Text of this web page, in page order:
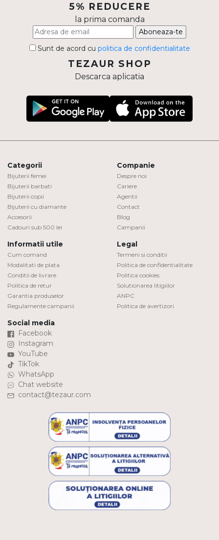
5% REDUCERE
la prima comanda
Aboneaza-te
Sunt de acord cu politica de confidentialitate
TEZAUR SHOP
Descarca aplicatia
Categorii
Bijuterii femei
Bijuterii barbati
Bijuterii copii
Bijuterii cu diamante
Accesorii
Cadouri sub 500 lei
Companie
Despre noi
Cariere
Agentii
Contact
Blog
Campanii
Informatii utile
Cum comand
Modalitati de plata
Conditii de livrare
Politica de retur
Garantia produselor
Regulamente campanii
Legal
Termeni si conditii
Politica de confidentialitate
Politica cookies
Solutionarea litigiilor
ANPC
Politica de avertizori
Social media
Facebook
Instagram
YouTube
TikTok
WhatsApp
Chat website
contact@tezaur.com